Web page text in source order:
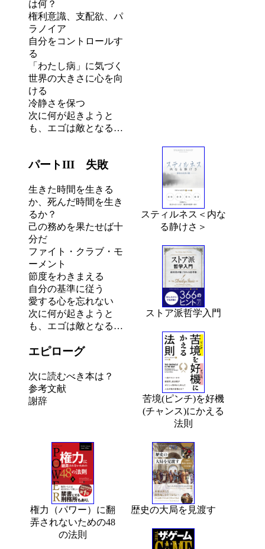
は何？
権利意識、支配欲、パ
ラノイア
自分をコントロールす
る
「わたし病」に気づく
世界の大きさに心を向
ける
冷静さを保つ
次に何が起きようと
も、エゴは敵となる…
パートIII 失敗
生きた時間を生きる
か、死んだ時間を生き
るか？
己の務めを果たせば十
分だ
ファイト・クラブ・モ
ーメント
節度をわきまえる
自分の基準に従う
愛する心を忘れない
次に何が起きようと
も、エゴは敵となる…
エピローグ
次に読むべき本は？
参考文献
謝辞
スティルネス＜内な
る静けさ＞
ストア派哲学入門
苦境(ピンチ)を好機
(チャンス)にかえる
法則
権力（パワー）に翻
弄されないための48
の法則
歴史の大局を見渡す